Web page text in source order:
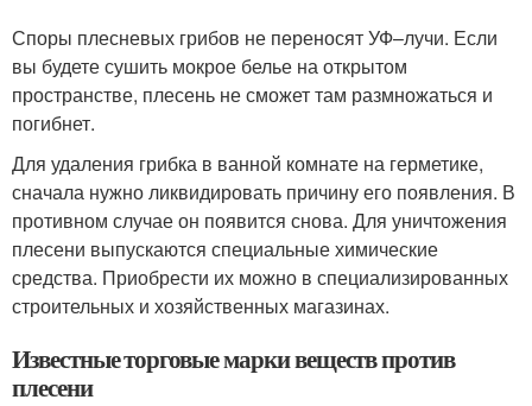
Споры плесневых грибов не переносят УФ–лучи. Если
вы будете сушить мокрое белье на открытом
пространстве, плесень не сможет там размножаться и
погибнет.
Для удаления грибка в ванной комнате на герметике,
сначала нужно ликвидировать причину его появления. В
противном случае он появится снова. Для уничтожения
плесени выпускаются специальные химические
средства. Приобрести их можно в специализированных
строительных и хозяйственных магазинах.
Известные торговые марки веществ против
плесени